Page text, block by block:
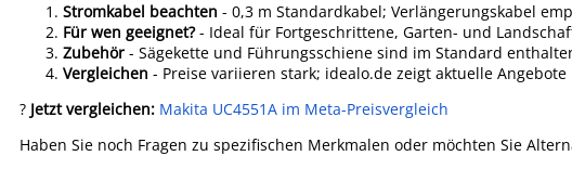
Stromkabel beachten - 0,3 m Standardkabel; Verlängerungskabel
Für wen geeignet?- Ideal für Fortgeschrittene, Garten- und
Zubehör - Sägekette und Führungsschiene sind im Standard
Vergleichen - Preise variieren stark; idealo.de zeigt aktuelle Angebote
? Jetzt vergleichen: Makita UC4551A im Meta-Preisvergleich
Haben Sie noch Fragen zu spezifischen Merkmalen oder möchten Sie